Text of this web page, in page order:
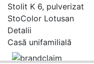
Stolit K 6, pulverizat
StoColor Lotusan
Detalii
Casă unifamilială